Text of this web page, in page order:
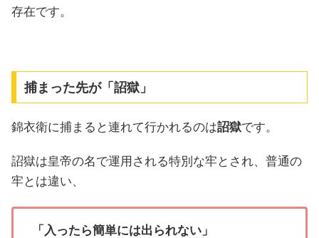
存在です。
捕まった先が「詔獄」
錦衣衛に捕まると連れて行かれるのは詔獄です。
詔獄は皇帝の名で運用される特別な牢とされ、普通の
牢とは違い、
「入ったら簡単には出られない」